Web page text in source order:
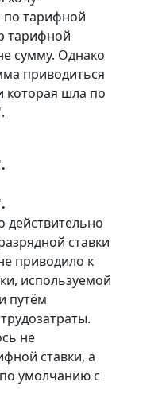
по тарифной
тарифной
сумму. Однако
приводиться
которая шла по
действительно
ставки
приводило к
используемой
путём
не
ставки, а
умолчанию с